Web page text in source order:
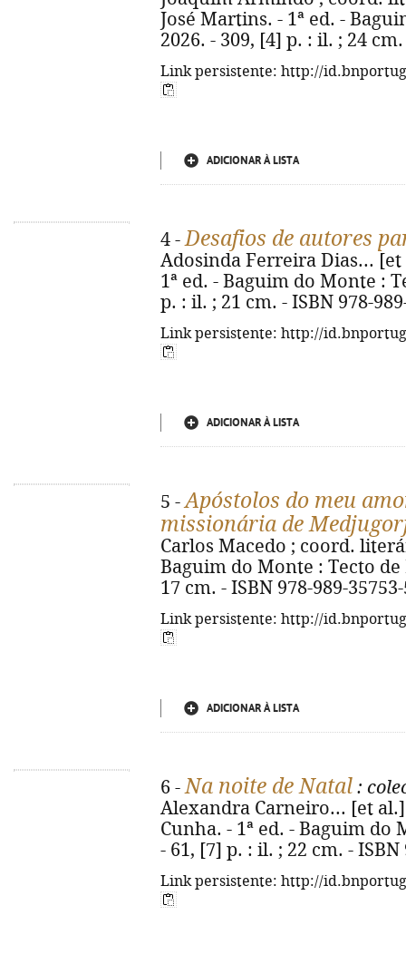
José Martins. - 1ª ed. -
2026. - 309, [4] p. : il. ; 24
Link persistente: http://
ADICIONAR À LISTA
4 -Desafios de autores
Adosinda Ferreira Dias...
1ª ed. - Baguim do Monte :
p. : il. ; 21 cm. - ISBN 978-
Link persistente: http://
ADICIONAR À LISTA
5 -Apóstolos do meu
missionária de
Carlos Macedo ; coord.
Baguim do Monte : Tecto de
17 cm. - ISBN 978-989-
Link persistente: http://
ADICIONAR À LISTA
6 -Na noite de Natal :
Alexandra Carneiro... [et
Cunha. - 1ª ed. - Baguim do
- 61, [7] p. : il. ; 22 cm. - ISBN
Link persistente: http://